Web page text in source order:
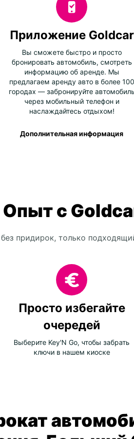
Приложение Goldcar
Вы сможете быстро и просто
бронировать автомобиль, смотреть
информацию об аренде. Мы
предлагаем аренду авто в более 100
городах — забронируйте автомобиль
через мобильный телефон и
наслаждайтесь отдыхом!
Дополнительная информация
Опыт с
придирок, только
Просто избегайте
очередей
Выберите Key'N Go, чтобы забрать
ключи в нашем киоске